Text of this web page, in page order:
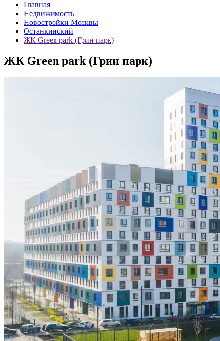
Главная
Недвижимость
Новостройки Москвы
Останкинский
ЖК Green park (Грин парк)
ЖК Green park (Грин парк)